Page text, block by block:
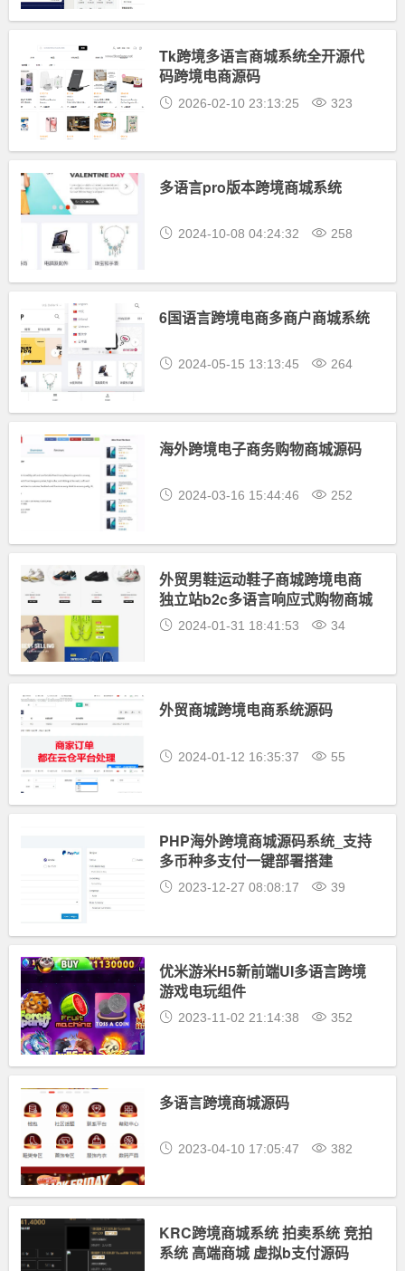
Tk跨境多语言商城系统全开源代
码跨境电商源码
2026-02-10 23:13:25 323
多语言pro版本跨境商城系统
2024-10-08 04:24:32 258
6国语言跨境电商多商户商城系统
2024-05-15 13:13:45 264
海外跨境电子商务购物商城源码
2024-03-16 15:44:46 252
外贸男鞋运动鞋子商城跨境电商
独立站b2c多语言响应式购物商城
源码2024-01-31 18:41:53 34
外贸商城跨境电商系统源码
2024-01-12 16:35:37 55
PHP海外跨境商城源码系统_支持
多币种多支付一键部署搭建
2023-12-27 08:08:17 39
优米游米H5新前端UI多语言跨境
游戏电玩组件
2023-11-02 21:14:38 352
多语言跨境商城源码
2023-04-10 17:05:47 382
KRC跨境商城系统 拍卖系统 竞拍
系统 高端商城 虚拟b支付源码